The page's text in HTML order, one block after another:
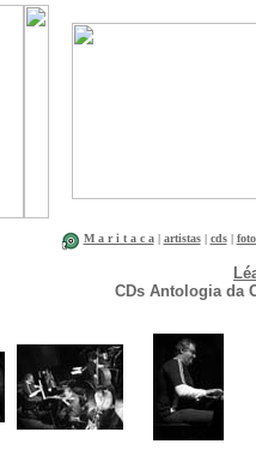
M a r i t a c a| artistas| cds|
CDs Antologia da